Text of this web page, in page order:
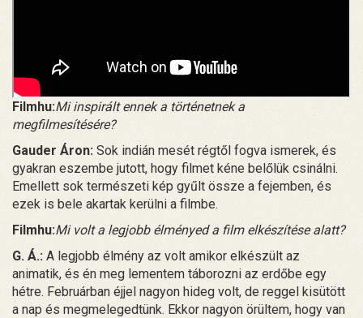
Filmhu:Mi inspirált ennek a történetnek a
megfilmesítésére?
Gauder Áron: Sok indián mesét régtől fogva ismerek, és
gyakran eszembe jutott, hogy filmet kéne belőlük csinálni.
Emellett sok természeti kép gyűlt össze a fejemben, és
ezek is bele akartak kerülni a filmbe.
Filmhu:Mi volt a legjobb élményed a film elkészítése alatt?
G. Á.: A legjobb élmény az volt amikor elkészült az
animatik, és én meg lementem táborozni az erdőbe egy
hétre. Februárban éjjel nagyon hideg volt, de reggel kisütött
a nap és megmelegedtünk. Ekkor nagyon örültem, hogy van